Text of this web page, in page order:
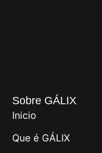
Sobre GÁLIX
Inicio
Que é GÁLIX